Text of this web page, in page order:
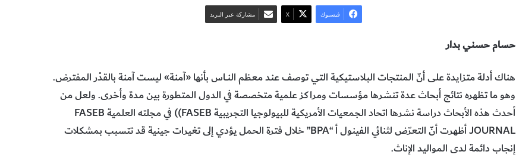
فيسبوك ‫X مشاركة عبر البريد
حسام حسني بدار
هناك أدلة متزايدة على أنّ المنتجات البلاستيكية التي توصف عند معظم النـــاس بأنها «آمنة» ليست آمنة بالقدْر المفترض.
وهو ما تظهره نتائج أبحاث عدة تنشرها مؤسسات ومراكز علمية متخصصة في الدول المتطورة بين مدة وأخرى. ولعل من
أحدث هذه الأبحاث دراسة نشرها اتحاد الجمعيات الأمريكية للبيولوجيا التجريبية FASEB)) في مجلته العلمية FASEB
JOURNAL أظهرت أنّ التعرّض لثنائي الفينول أ “BPA” خلال فترة الحمل يؤدي إلى تغيرات جينية قد تتسبب بمشكلات
إنجاب دائمة لدى المواليد الإناث.